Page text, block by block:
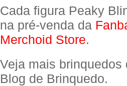
Cada figura Peaky
na pré-venda da
Merchoid Store.
Veja mais brinquedos
Blog de Brinquedo.